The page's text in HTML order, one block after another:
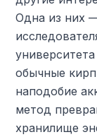
Одна из них
обычные
наподобие
метод
хранилище